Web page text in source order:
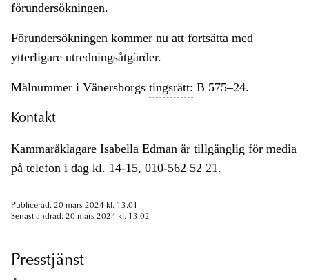
förundersökningen.
Förundersökningen kommer nu att fortsätta med
ytterligare utredningsåtgärder.
Målnummer i Vänersborgs tingsrätt: B 575–24.
Kontakt
Kammaråklagare Isabella Edman är tillgänglig för media
på telefon i dag kl. 14-15, 010-562 52 21.
Publicerad: 20 mars 2024 kl. 13.01
Senast ändrad: 20 mars 2024 kl. 13.02
Presstjänst